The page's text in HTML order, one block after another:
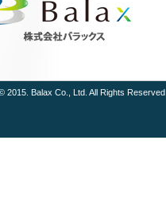
2015. Balax Co., Ltd. All Rights Reserved.